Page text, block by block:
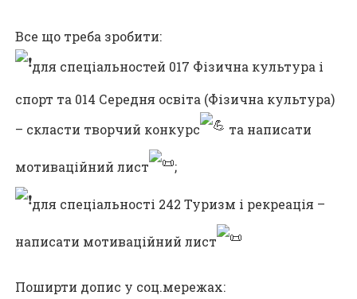
Все що треба зробити:
для спеціальностей 017 Фізична культура і
спорт та 014 Середня освіта (Фізична культура)
– скласти творчий конкурс
та написати
мотиваційний лист ;
для спеціальності 242 Туризм і рекреація –
написати мотиваційний лист
Поширти допис у соц.мережах: